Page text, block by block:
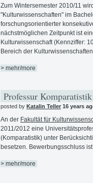
Zum Wintersemester 2010/11
"Kulturwissenschaften" im
forschungsorientierter
nächstmöglichen Zeitpunkt ist
Kulturwissenschaft (Kennziffer:
Bereich der
> mehr/more
Professur
posted by Katalin Teller 16 years
An der Fakultät für
2011/2012 eine
(Komparatistik) unter
besetzen. Bewerbungsschluss
> mehr/more